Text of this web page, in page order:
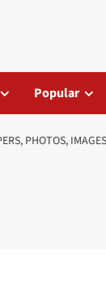
Popular
PHOTOS,